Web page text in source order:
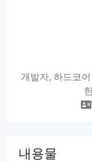
개발자, 하드코
내용물